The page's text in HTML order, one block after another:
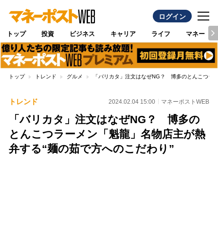
ログイン
トップ 投資 ビジネス キャリア ライフ マネー
トップ トレンド グルメ 「バリカタ」注文はなぜNG？ 博多のとんこつラ
トレンド 2024.02.04 15:00 マネーポストWEB
「バリカタ」注文はなぜNG？ 博多の
とんこつラーメン「魁龍」名物店主が熱
弁する“麺の茹で方へのこだわり”